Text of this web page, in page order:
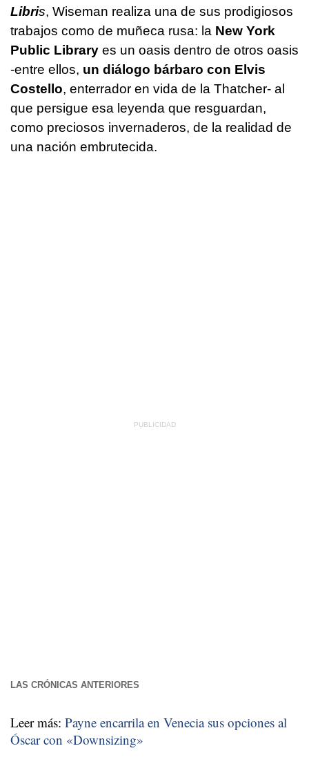
Libris, Wiseman realiza una de sus prodigiosos
trabajos como de muñeca rusa: la New York
Public Library es un oasis dentro de otros oasis
-entre ellos, un diálogo bárbaro con Elvis
Costello, enterrador en vida de la Thatcher- al
que persigue esa leyenda que resguardan,
como preciosos invernaderos, de la realidad de
una nación embrutecida.
LAS CRÓNICAS ANTERIORES
Leer más: Payne encarrila en Venecia sus opciones al
Óscar con «Downsizing»